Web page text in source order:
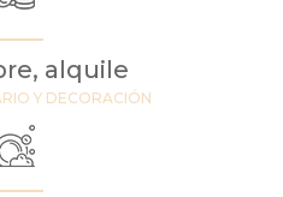
alquile
Y DECORACIÓN